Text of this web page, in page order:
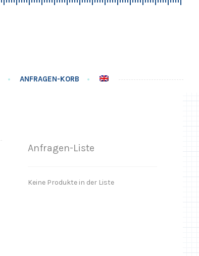
ANFRAGEN-KORB
Anfragen-Liste
Keine Produkte in der Liste